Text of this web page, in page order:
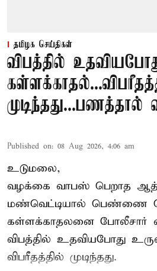
தமிழக செய்திகள்
விபத்தில்
Published on: 08 Aug 2026, 4:06 am
உடுமலை,
வழக்கை வாபஸ் பெறாத
மண்வெட்டியால் பெண்ணை
கள்ளக்காதலனை போலீசார்
விபத்தில் உதவியபோது
விபரீதத்தில் முடிந்தது.